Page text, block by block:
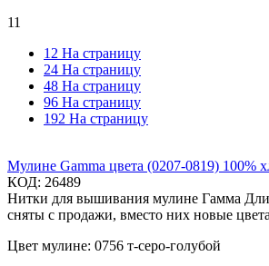
11
12 На страницу
24 На страницу
48 На страницу
96 На страницу
192 На страницу
Мулине Gamma цвета (0207-0819) 100%
КОД: 26489
Нитки для вышивания мулине Гамма
сняты с продажи, вместо них новые
Цвет мулине: 0756 т-серо-голубой